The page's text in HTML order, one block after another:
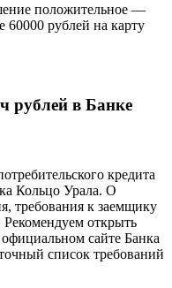
положительное —
60000 рублей на карту
рублей в Банке
кредита
Кольцо Урала. О
требования к заемщику
открыть
сайте Банка
список требований